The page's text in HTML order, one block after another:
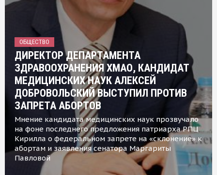
ОБЩЕСТВО
ДИРЕКТОР ДЕПАРТАМЕНТА
ЗДРАВООХРАНЕНИЯ ХМАО, КАНДИДАТ
МЕДИЦИНСКИХ НАУК АЛЕКСЕЙ
ДОБРОВОЛЬСКИЙ ВЫСТУПИЛ ПРОТИВ
ЗАПРЕТА АБОРТОВ
Мнение кандидата медицинских наук прозвучало
на фоне последнего предложения патриарха РПЦ
Кирилла о федеральном запрете на «склонение» к
абортам и заявления сенатора Маргариты
Павловой